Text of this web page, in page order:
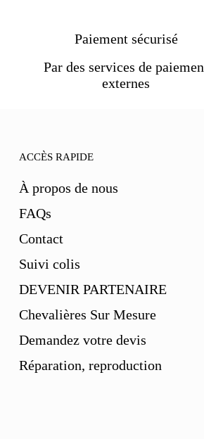
Paiement sécurisé
Par des services de
externes
ACCÈS RAPIDE
À propos de nous
FAQs
Contact
Suivi colis
DEVENIR PARTENAIRE
Chevalières Sur Mesure
Demandez votre devis
Réparation, reproduction